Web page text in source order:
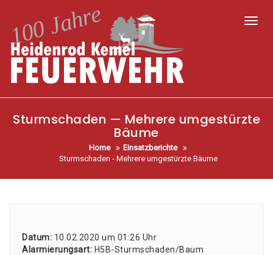
Sturmschaden — Mehrere umgestürzte
Bäume
Home
Einsatzberichte
Sturmschaden - Mehrere umgestürzte Bäume
Datum: 10.02.2020 um 01:26 Uhr
Alar­mie­rungs­art: H5B-Sturm­scha­den/­Baum